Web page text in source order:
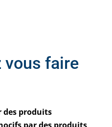
vous faire
des produits